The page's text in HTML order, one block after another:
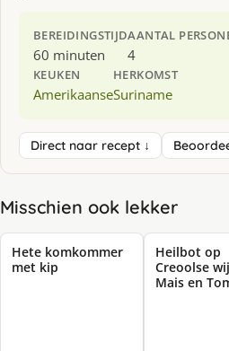
BEREIDINGSTIJD
60 minuten
AANTAL
4
KEUKEN
Amerikaanse
HERKOMST
Suriname
Direct naar recept ↓
Misschien ook lekker
Hete komkommer
met kip
Heilbot op
Creoolse
Mais en